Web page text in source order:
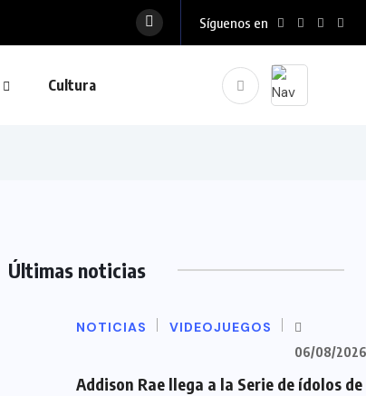
Síguenos en
Cultura
Últimas noticias
NOTICIAS VIDEOJUEGOS
06/08/2026
Addison Rae llega a la Serie de ídolos de